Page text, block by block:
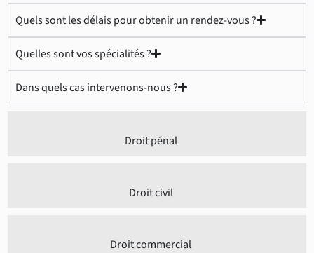
Droit pénal
Droit civil
Droit commercial
Quels sont les délais pour obtenir un rendez-vous ?
Quelles sont vos spécialités ?
Dans quels cas intervenons-nous ?